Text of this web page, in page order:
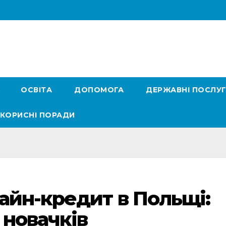
ОСВІТА ДОПОМОГА ДЕРЖАВНІ
КОРИСНІ ПОРАДИ
кредит в Польщі: